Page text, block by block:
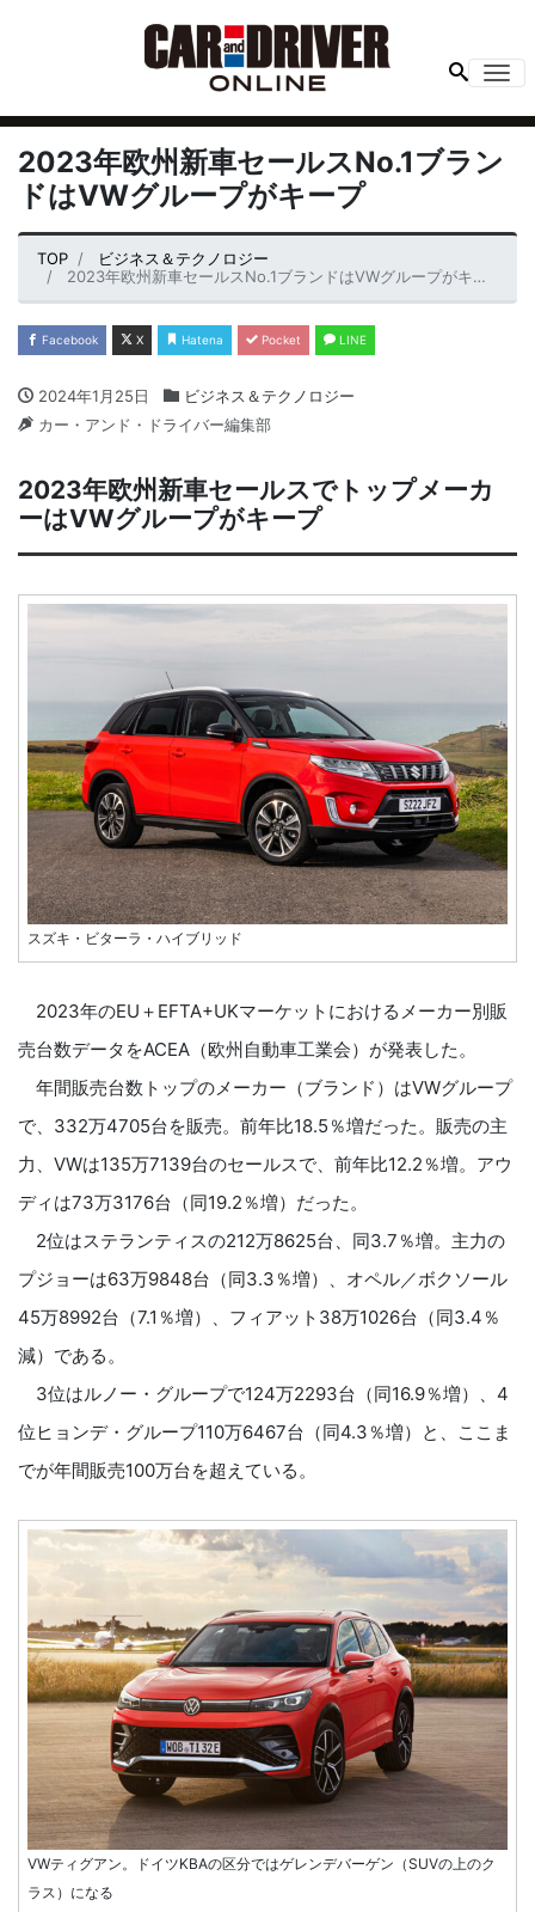
2023年欧州新車セールスNo.1ブラン
ドはVWグループがキープ
TOP
ビジネス＆テクノロジー
2023年欧州新車セールスNo.1ブランドはVWグループがキープ
Facebook X Hatena Pocket LINE
2024年1月25日
ビジネス＆テクノロジー
カー・アンド・ドライバー編集部
2023年欧州新車セールスでトップメーカ
ーはVWグループがキープ
スズキ・ビターラ・ハイブリッド
2023年のEU＋EFTA+UKマーケットにおけるメーカー別販
売台数データをACEA（欧州自動車工業会）が発表した。
年間販売台数トップのメーカー（ブランド）はVWグループ
で、332万4705台を販売。前年比18.5％増だった。販売の主
力、VWは135万7139台のセールスで、前年比12.2％増。アウ
ディは73万3176台（同19.2％増）だった。
2位はステランティスの212万8625台、同3.7％増。主力の
プジョーは63万9848台（同3.3％増）、オペル／ボクソール
45万8992台（7.1％増）、フィアット38万1026台（同3.4％
減）である。
3位はルノー・グループで124万2293台（同16.9％増）、4
位ヒョンデ・グループ110万6467台（同4.3％増）と、ここま
でが年間販売100万台を超えている。
VWティグアン。ドイツKBAの区分ではゲレンデバーゲン（SUVの上のク
ラス）になる